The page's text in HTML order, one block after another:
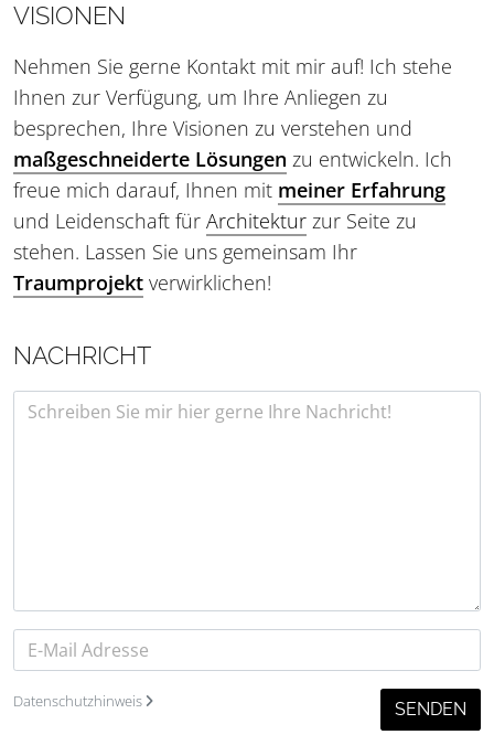
VISIONEN
Nehmen Sie gerne Kontakt mit mir auf! Ich stehe
Ihnen zur Verfügung, um Ihre Anliegen zu
besprechen, Ihre Visionen zu verstehen und
maßgeschneiderte Lösungen zu entwickeln. Ich
freue mich darauf, Ihnen mit meiner Erfahrung
und Leidenschaft für Architektur zur Seite zu
stehen. Lassen Sie uns gemeinsam Ihr
Traumprojekt verwirklichen!
NACHRICHT
Datenschutzhinweis SENDEN